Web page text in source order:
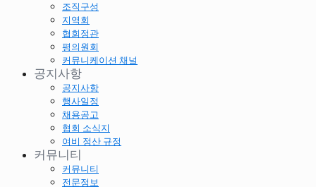
조직구성
지역회
협회정관
평의원회
커뮤니케이션 채널
공지사항
공지사항
행사일정
채용공고
협회 소식지
여비 정산 규정
커뮤니티
커뮤니티
전문정보